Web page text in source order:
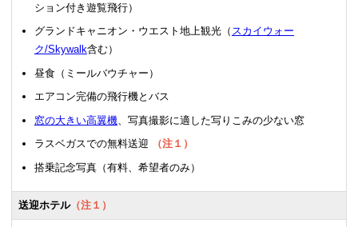
ション付き遊覧飛行）
グランドキャニオン・ウエスト地上観光（ スカイウォー
ク/Skywalk含む）
昼食（ミールバウチャー）
エアコン完備の飛行機とバス
窓の大きい高翼機、写真撮影に適した写りこみの少ない窓
ラスベガスでの無料送迎
（注１）
搭乗記念写真（有料、希望者のみ）
送迎ホテル（注１）